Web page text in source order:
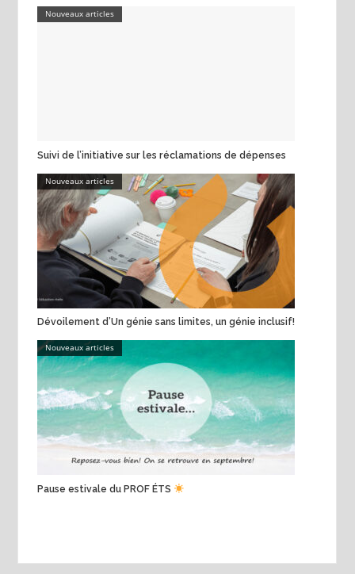
Nouveaux articles
Suivi de l’initiative sur les réclamations de dépenses
Nouveaux articles
Dévoilement d’Un génie sans limites, un génie inclusif!
Nouveaux articles
Pause estivale du PROF ÉTS